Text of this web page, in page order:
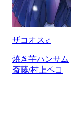
ザコオス♂
焼き芋ハンサム
斎藤/村上ペコ